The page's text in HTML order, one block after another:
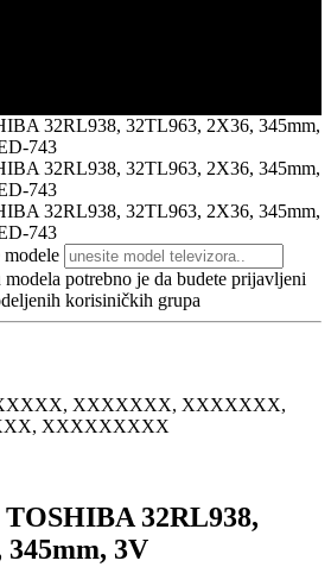
modele
potrebno je da budete prijavljeni
korisiničkih grupa
XXXXXXX, XXXXXXX,
XXXXXXXXX
32RL938,
345mm, 3V